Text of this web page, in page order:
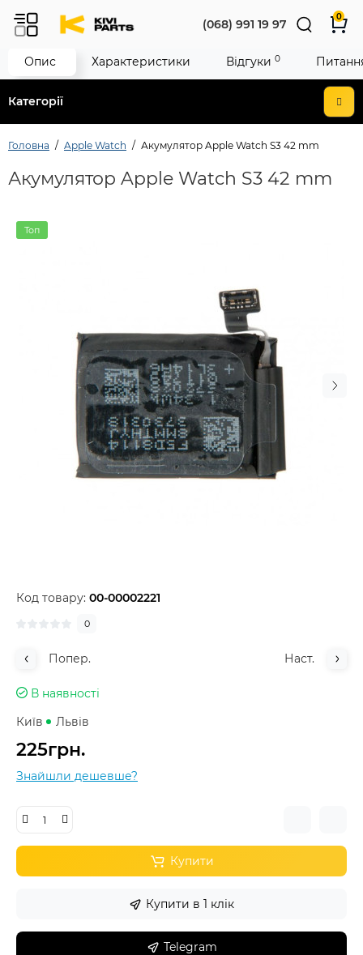
Категорії
(068) 991 19 97
0
Головна Apple Watch Акумулятор Apple Watch S3 42 mm
Акумулятор Apple Watch S3 42 mm
Топ
Код товару: 00-00002221
0
Попер. Наст.
В наявності
Київ
Львів
225грн.
Знайшли дешевше?
Купити
Купити в 1 клік
Telegram
Опис Характеристики Відгуки 0